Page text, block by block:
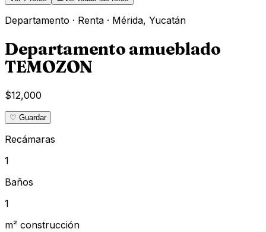
Departamento · Renta · Mérida, Yucatán
Departamento amueblado
TEMOZON
$12,000
♡ Guardar
Recámaras
1
Baños
1
m² construcción